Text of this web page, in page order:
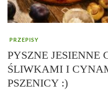
PRZEPISY
PYSZNE JESIENNE
ŚLIWKAMI I
PSZENICY :)